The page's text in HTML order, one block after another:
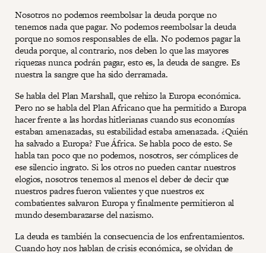
Nosotros no podemos reembolsar la deuda porque no
tenemos nada que pagar. No podemos reembolsar la deuda
porque no somos responsables de ella. No podemos pagar la
deuda porque, al contrario, nos deben lo que las mayores
riquezas nunca podrán pagar, esto es, la deuda de sangre. Es
nuestra la sangre que ha sido derramada.
Se habla del Plan Marshall, que rehizo la Europa económica.
Pero no se habla del Plan Africano que ha permitido a Europa
hacer frente a las hordas hitlerianas cuando sus economías
estaban amenazadas, su estabilidad estaba amenazada. ¿Quién
ha salvado a Europa? Fue África. Se habla poco de esto. Se
habla tan poco que no podemos, nosotros, ser cómplices de
ese silencio ingrato. Si los otros no pueden cantar nuestros
elogios, nosotros tenemos al menos el deber de decir que
nuestros padres fueron valientes y que nuestros ex
combatientes salvaron Europa y finalmente permitieron al
mundo desembarazarse del nazismo.
La deuda es también la consecuencia de los enfrentamientos.
Cuando hoy nos hablan de crisis económica, se olvidan de